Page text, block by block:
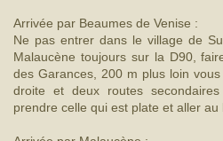
Arrivée par Beaumes de Venise :
Ne pas entrer dans le village de
Malaucène toujours sur la D90,
des Garances, 200 m plus loin
droite et deux routes
prendre celle qui est plate et aller au